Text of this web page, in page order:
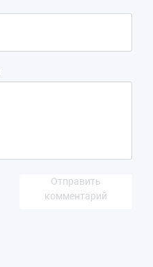
Отправить
комментарий